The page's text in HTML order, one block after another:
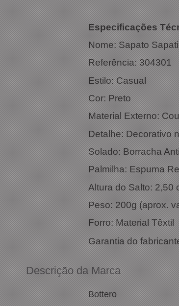
Nome: Sapato
Estilo: Casual
Cor: Preto
Material Externo:
Detalhe: Decorativo
Solado: Borracha
Palmilha: Espuma
Altura do Salto: 2,50
Peso: 200g (aprox.
Forro: Material Têxtil
Garantia do
Descrição da Marca
Bottero